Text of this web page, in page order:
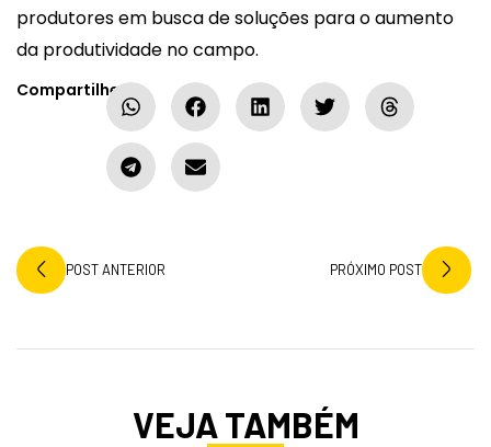
produtores em busca de soluções para o aumento
da produtividade no campo.
Compartilhe:
POST ANTERIOR PRÓXIMO POST
VEJA TAMBÉM